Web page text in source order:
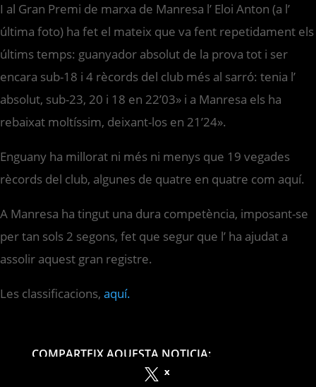
I al Gran Premi de marxa de Manresa l’ Eloi Anton (a l’
última foto) ha fet el mateix que va fent repetidament els
últims temps: guanyador absolut de la prova tot i ser
encara sub-18 i 4 rècords del club més al sarró: tenia l’
absolut, sub-23, 20 i 18 en 22’03» i a Manresa els ha
rebaixat moltíssim, deixant-los en 21’24».
Enguany ha millorat ni més ni menys que 19 vegades
rècords del club, algunes de quatre en quatre com aquí.
A Manresa ha tingut una dura competència, imposant-se
per tan sols 2 segons, fet que segur que l’ ha ajudat a
assolir aquest gran registre.
Les classificacions, aquí.
COMPARTEIX AQUESTA NOTICIA:
x